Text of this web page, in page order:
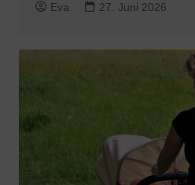
Eva 27. Juni 2026